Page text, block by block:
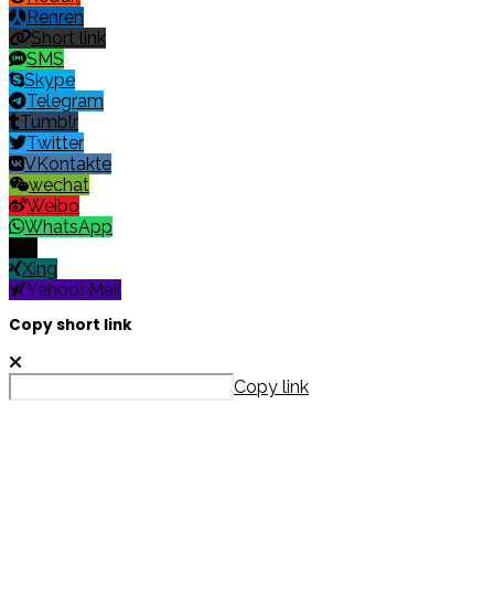
Renren
Short link
SMS
Skype
Telegram
Tumblr
Twitter
VKontakte
wechat
Weibo
WhatsApp
Xing
Yahoo! Mail
Copy short link
Copy link